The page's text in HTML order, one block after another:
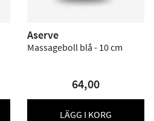
Aserve
Massageboll blå - 10 cm
64,00
LÄGG I KORG